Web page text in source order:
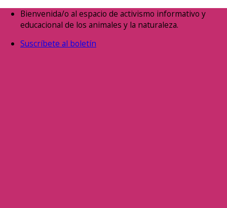
Saltar Bienvenida/o al espacio de activismo informativo y
educacional de los animales y la naturaleza.
Suscríbete al boletín